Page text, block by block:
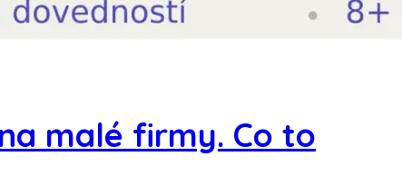
malé firmy. Co to